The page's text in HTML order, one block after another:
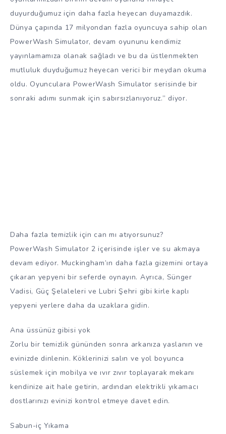
duyurduğumuz için daha fazla heyecan duyamazdık.
Dünya çapında 17 milyondan fazla oyuncuya sahip olan
PowerWash Simulator, devam oyununu kendimiz
yayınlamamıza olanak sağladı ve bu da üstlenmekten
mutluluk duyduğumuz heyecan verici bir meydan okuma
oldu. Oyunculara PowerWash Simulator serisinde bir
sonraki adımı sunmak için sabırsızlanıyoruz.” diyor.
Daha fazla temizlik için can mı atıyorsunuz?
PowerWash Simulator 2 içerisinde işler ve su akmaya
devam ediyor. Muckingham’ın daha fazla gizemini ortaya
çıkaran yepyeni bir seferde oynayın. Ayrıca, Sünger
Vadisi, Güç Şelaleleri ve Lubri Şehri gibi kirle kaplı
yepyeni yerlere daha da uzaklara gidin.
Ana üssünüz gibisi yok
Zorlu bir temizlik gününden sonra arkanıza yaslanın ve
evinizde dinlenin. Köklerinizi salın ve yol boyunca
süslemek için mobilya ve ıvır zıvır toplayarak mekanı
kendinize ait hale getirin, ardından elektrikli yıkamacı
dostlarınızı evinizi kontrol etmeye davet edin.
Sabun-iç Yıkama